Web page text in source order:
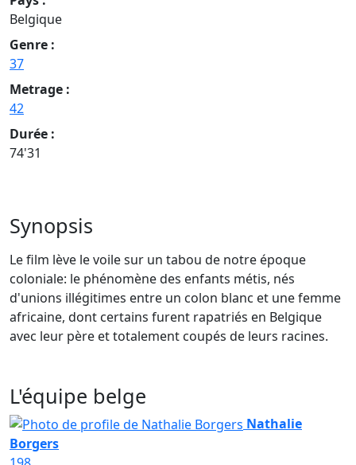
Belgique
Genre :
37
Metrage :
42
Durée :
74'31
Synopsis
Le film lève le voile sur un tabou de notre époque
coloniale: le phénomène des enfants métis, nés
d'unions illégitimes entre un colon blanc et une femme
africaine, dont certains furent rapatriés en Belgique
avec leur père et totalement coupés de leurs racines.
L'équipe belge
Nathalie
Borgers